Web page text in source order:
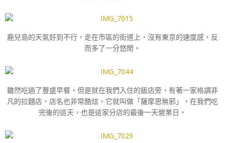
鹿兒島的天氣好到不行，走在市區的街道上，沒有東京的速度感，反
而多了一分悠閒。
雖然吃過了豐盛早餐，但是就在我們入住的飯店旁，有著一家格調非
凡的拉麵店，店名也非常酷炫，它就叫做「薩摩思無邪」，在我們吃
完後的這天，也是這家分店的最後一天營業日。